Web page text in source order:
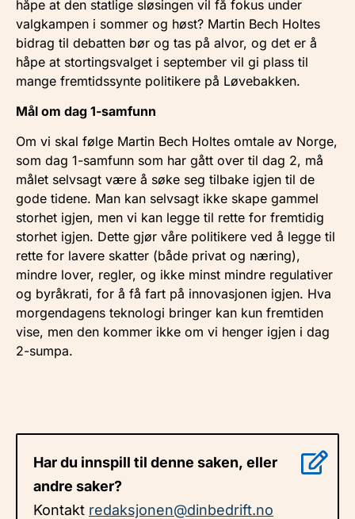
håpe at den statlige sløsingen vil få fokus under
valgkampen i sommer og høst? Martin Bech Holtes
bidrag til debatten bør og tas på alvor, og det er å
håpe at stortingsvalget i september vil gi plass til
mange fremtidssynte politikere på Løvebakken.
Mål om dag 1-samfunn
Om vi skal følge Martin Bech Holtes omtale av Norge,
som dag 1-samfunn som har gått over til dag 2, må
målet selvsagt være å søke seg tilbake igjen til de
gode tidene. Man kan selvsagt ikke skape gammel
storhet igjen, men vi kan legge til rette for fremtidig
storhet igjen. Dette gjør våre politikere ved å legge til
rette for lavere skatter (både privat og næring),
mindre lover, regler, og ikke minst mindre regulativer
og byråkrati, for å få fart på innovasjonen igjen. Hva
morgendagens teknologi bringer kan kun fremtiden
vise, men den kommer ikke om vi henger igjen i dag
2-sumpa.
Har du innspill til denne saken, eller
andre saker?
Kontakt redaksjonen@dinbedrift.no